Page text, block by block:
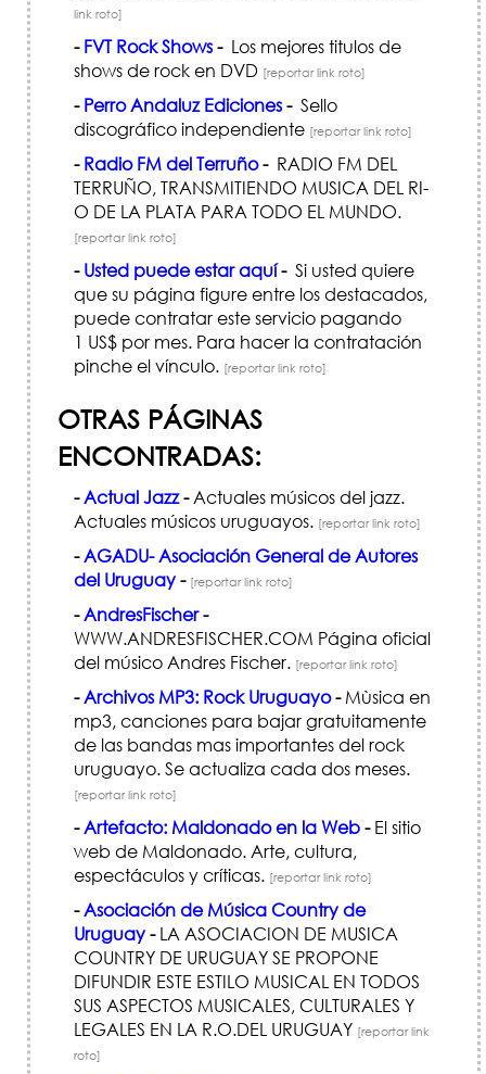
link roto]
- FVT Rock Shows-Los mejores titulos de
shows de rock en DVD [reportar link roto]
- Perro Andaluz Ediciones-Sello
discográfico independiente [reportar link roto]
- Radio FM del Terruño-RADIO FM DEL
TERRUÑO, TRANSMITIENDO MUSICA DEL RI­
O DE LA PLATA PARA TODO EL MUNDO.
[reportar link roto]
- Usted puede estar aquí-Si usted quiere
que su página figure entre los destacados,
puede contratar este servicio pagando
1 US$ por mes. Para hacer la contratación
pinche el vínculo. [reportar link roto]
OTRAS PÁGINAS
ENCONTRADAS:
-Actual Jazz-Actuales músicos del jazz.
Actuales músicos uruguayos. [reportar link roto]
-AGADU- Asociación General de Autores
del Uruguay- [reportar link roto]
-AndresFischer-
WWW.ANDRESFISCHER.COM Página oficial
del músico Andres Fischer. [reportar link roto]
-Archivos MP3: Rock Uruguayo-Mùsica en
mp3, canciones para bajar gratuitamente
de las bandas mas importantes del rock
uruguayo. Se actualiza cada dos meses.
[reportar link roto]
-Artefacto: Maldonado en la Web-El sitio
web de Maldonado. Arte, cultura,
espectáculos y críticas. [reportar link roto]
-Asociación de Música Country de
Uruguay-LA ASOCIACION DE MUSICA
COUNTRY DE URUGUAY SE PROPONE
DIFUNDIR ESTE ESTILO MUSICAL EN TODOS
SUS ASPECTOS MUSICALES, CULTURALES Y
LEGALES EN LA R.O.DEL URUGUAY [reportar link
roto]